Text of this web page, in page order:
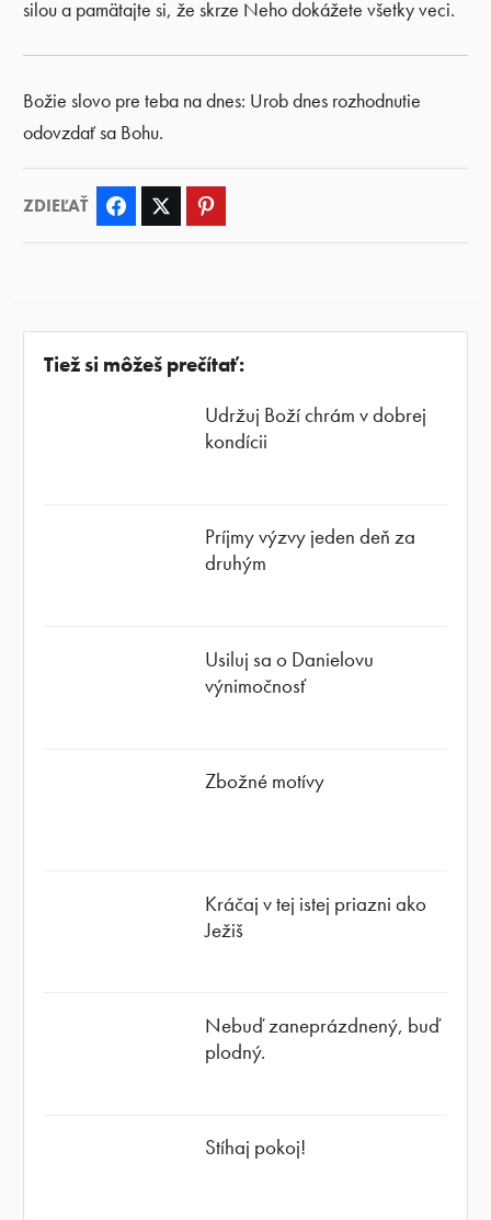
silou a pamätajte si, že skrze Neho dokážete všetky veci.
Božie slovo pre teba na dnes: Urob dnes rozhodnutie
odovzdať sa Bohu.
ZDIEĽAŤ Facebook Twitter
Tiež si môžeš prečítať:
Udržuj Boží chrám v dobrej
kondícii
Príjmy výzvy jeden deň za
druhým
Usiluj sa o Danielovu
výnimočnosť
Zbožné motívy
Kráčaj v tej istej priazni ako
Ježiš
Nebuď zaneprázdnený, buď
plodný.
Stíhaj pokoj!